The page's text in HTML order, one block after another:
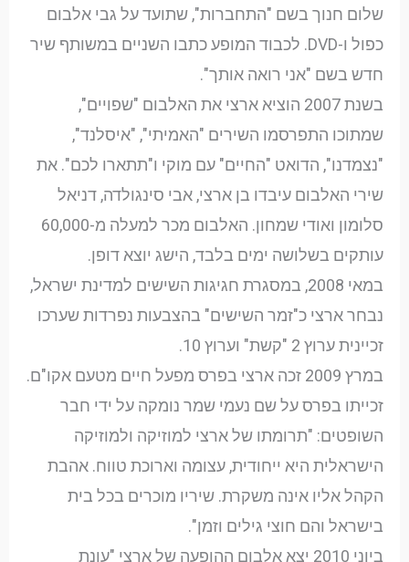
שלום חנוך בשם "התחברות", שתועד על גבי אלבום
כפול ו-DVD. לכבוד המופע כתבו השניים במשותף שיר
חדש בשם "אני רואה אותך".
בשנת 2007 הוציא ארצי את האלבום "שפויים",
שמתוכו התפרסמו השירים "האמיתי", "איסלנד",
"נצמדנו", הדואט "החיים" עם מוקי ו"תתארו לכם". את
שירי האלבום עיבדו בן ארצי, אבי סינגולדה, דניאל
סלומון ואודי שמחון. האלבום מכר למעלה מ-60,000
עותקים בשלושה ימים בלבד, הישג יוצא דופן.
במאי 2008, במסגרת חגיגות השישים למדינת ישראל,
נבחר ארצי כ"זמר השישים" בהצבעות נפרדות שערכו
זכיינית ערוץ 2 "קשת" וערוץ 10.
במרץ 2009 זכה ארצי בפרס מפעל חיים מטעם אקו"ם.
זכייתו בפרס על שם נעמי שמר נומקה על ידי חבר
השופטים: "תרומתו של ארצי למוזיקה ולמוזיקה
הישראלית היא ייחודית, עצומה וארוכת טווח. אהבת
הקהל אליו אינה משקרת. שיריו מוכרים בכל בית
בישראל והם חוצי גילים וזמן".
ביוני 2010 יצא אלבום ההופעה של ארצי "עונת